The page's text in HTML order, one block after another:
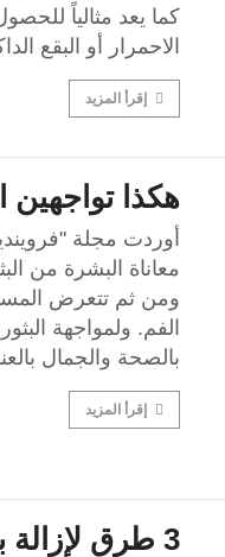
كما يعد مثالياً
الاحمرار أو البقع
إقرأ المزيد
هكذا تواجهين
أوردت مجلة
معاناة البشرة من
ومن ثم تتعرض
الفم. ولمواجهة
بالصحة والجمال
إقرأ المزيد
3 طرق لإزالة بقع الوجه بسرعة